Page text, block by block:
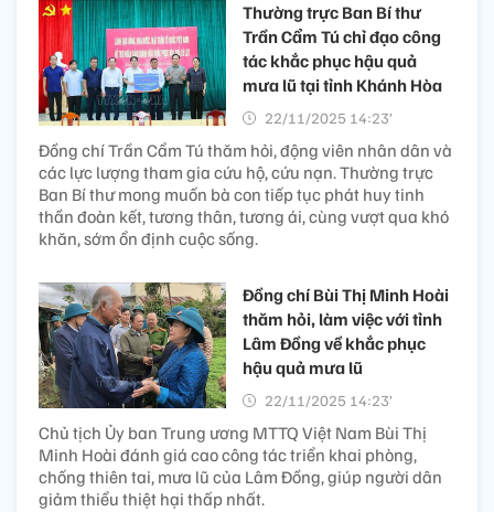
Thường trực Ban Bí thư
Trần Cẩm Tú chỉ đạo công
tác khắc phục hậu quả
mưa lũ tại tỉnh Khánh Hòa
22/11/2025 14:23’
Đồng chí Trần Cẩm Tú thăm hỏi, động viên nhân dân và
các lực lượng tham gia cứu hộ, cứu nạn. Thường trực
Ban Bí thư mong muốn bà con tiếp tục phát huy tinh
thần đoàn kết, tương thân, tương ái, cùng vượt qua khó
khăn, sớm ổn định cuộc sống.
Đồng chí Bùi Thị Minh Hoài
thăm hỏi, làm việc với tỉnh
Lâm Đồng về khắc phục
hậu quả mưa lũ
22/11/2025 14:23’
Chủ tịch Ủy ban Trung ương MTTQ Việt Nam Bùi Thị
Minh Hoài đánh giá cao công tác triển khai phòng,
chống thiên tai, mưa lũ của Lâm Đồng, giúp người dân
giảm thiểu thiệt hại thấp nhất.